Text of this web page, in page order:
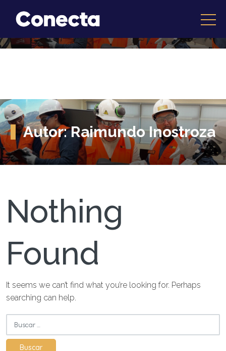
Autor:Raimundo Inostroza
Nothing
Found
It seems we can’t find what you’re looking for. Perhaps
searching can help.
Buscar: